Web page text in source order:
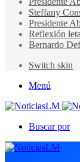
Steffany
Presidente
Reflexión
Bernardo
Switch skin
Menú
Buscar por